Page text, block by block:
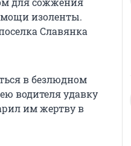
изоленты.
Славянка
в безлюдном
водителя удавку
им жертву в